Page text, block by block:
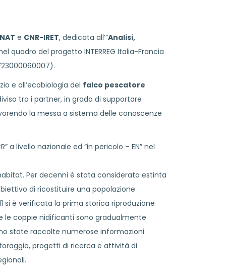
e CNR-IRET, dedicata all’“Analisi,
quadro del progetto INTERREG Italia-Francia
e all’ecobiologia del falco pescatore
tra i partner, in grado di supportare
la messa a sistema delle conoscenze
livello nazionale ed “in pericolo – EN” nel
Per decenni è stata considerata estinta
di ricostituire una popolazione
si è verificata la prima storica riproduzione
le coppie nidificanti sono gradualmente
state raccolte numerose informazioni
progetti di ricerca e attività di